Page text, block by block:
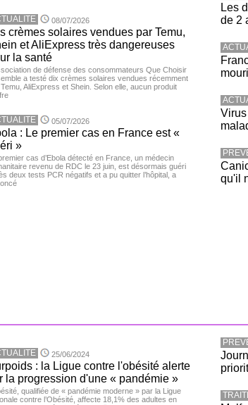
08/07/2026
crèmes solaires vendues par Temu,
et AliExpress très dangereuses
la santé
de défense des consommateurs Que Choisir
a testé dix crèmes solaires vendues récemment
AliExpress et Shein. Selon elle, aucun produit
05/07/2026
: Le premier cas en France est «
»
cas d’Ebola détecté en France, un médecin
revenu de RDC le 23 juin, est désormais guéri
deux tests PCR négatifs et a pu quitter l’hôpital, a
Les
de 2
qu'il
25/06/2024
: la Ligue contre l'obésité alerte
la progression d'une « pandémie »
qualifiée de « pandémie moderne » par la Ligue
contre l’Obésité, affecte 18,1% des adultes en